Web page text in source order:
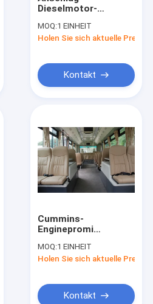
Dieselmotor-
Bus 5300 der großen
Kapazitäts-4
MOQ:1 EINHEIT
Holen Sie sich aktuelle Preis
Kontakt
Cummins-
Enginepromi
Bus-Luxuszug-Bus
des Sitzer-13
MOQ:1 EINHEIT
Holen Sie sich aktuelle Preis
Kontakt